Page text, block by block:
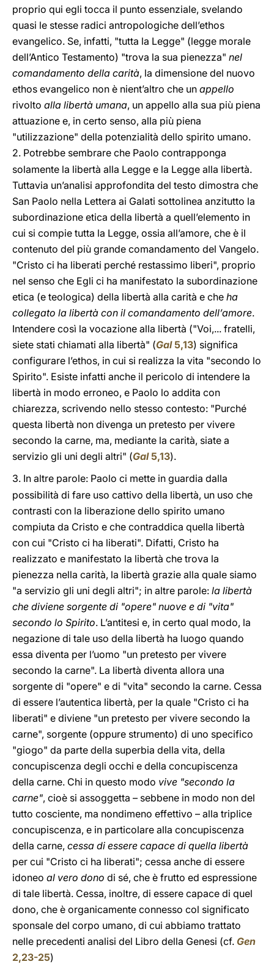
proprio qui egli tocca il punto essenziale, svelando
quasi le stesse radici antropologiche dell’ethos
evangelico. Se, infatti, "tutta la Legge" (legge morale
dell’Antico Testamento) "trova la sua pienezza" nel
comandamento della carità, la dimensione del nuovo
ethos evangelico non è nient’altro che un appello
rivolto alla libertà umana, un appello alla sua più piena
attuazione e, in certo senso, alla più piena
"utilizzazione" della potenzialità dello spirito umano.
2. Potrebbe sembrare che Paolo contrapponga
solamente la libertà alla Legge e la Legge alla libertà.
Tuttavia un’analisi approfondita del testo dimostra che
San Paolo nella Lettera ai Galati sottolinea anzitutto la
subordinazione etica della libertà a quell’elemento in
cui si compie tutta la Legge, ossia all’amore, che è il
contenuto del più grande comandamento del Vangelo.
"Cristo ci ha liberati perché restassimo liberi", proprio
nel senso che Egli ci ha manifestato la subordinazione
etica (e teologica) della libertà alla carità e che ha
collegato la libertà con il comandamento dell’amore.
Intendere così la vocazione alla libertà ("Voi,... fratelli,
siete stati chiamati alla libertà" (Gal5,13) significa
configurare l’ethos, in cui si realizza la vita "secondo lo
Spirito". Esiste infatti anche il pericolo di intendere la
libertà in modo erroneo, e Paolo lo addita con
chiarezza, scrivendo nello stesso contesto: "Purché
questa libertà non divenga un pretesto per vivere
secondo la carne, ma, mediante la carità, siate a
servizio gli uni degli altri" (Gal5,13).
3. In altre parole: Paolo ci mette in guardia dalla
possibilità di fare uso cattivo della libertà, un uso che
contrasti con la liberazione dello spirito umano
compiuta da Cristo e che contraddica quella libertà
con cui "Cristo ci ha liberati". Difatti, Cristo ha
realizzato e manifestato la libertà che trova la
pienezza nella carità, la libertà grazie alla quale siamo
"a servizio gli uni degli altri"; in altre parole: la libertà
che diviene sorgente di "opere" nuove e di "vita"
secondo lo Spirito. L’antitesi e, in certo qual modo, la
negazione di tale uso della libertà ha luogo quando
essa diventa per l’uomo "un pretesto per vivere
secondo la carne". La libertà diventa allora una
sorgente di "opere" e di "vita" secondo la carne. Cessa
di essere l’autentica libertà, per la quale "Cristo ci ha
liberati" e diviene "un pretesto per vivere secondo la
carne", sorgente (oppure strumento) di uno specifico
"giogo" da parte della superbia della vita, della
concupiscenza degli occhi e della concupiscenza
della carne. Chi in questo modo vive "secondo la
carne", cioè si assoggetta – sebbene in modo non del
tutto cosciente, ma nondimeno effettivo – alla triplice
concupiscenza, e in particolare alla concupiscenza
della carne, cessa di essere capace di quella libertà
per cui "Cristo ci ha liberati"; cessa anche di essere
idoneo al vero dono di sé, che è frutto ed espressione
di tale libertà. Cessa, inoltre, di essere capace di quel
dono, che è organicamente connesso col significato
sponsale del corpo umano, di cui abbiamo trattato
nelle precedenti analisi del Libro della Genesi (cf. Gen
2,23-25)